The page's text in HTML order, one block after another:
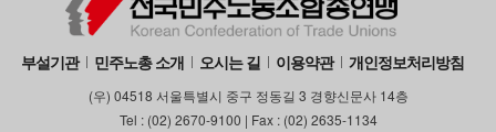
부설기관 민주노총 소개 오시는 길 이용약관 개인정보처리방침
(우) 04518 서울특별시 중구 정동길 3 경향신문사 14층
Tel : (02) 2670-9100 | Fax : (02) 2635-1134